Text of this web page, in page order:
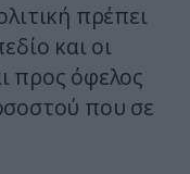
πρέπει
και οι
προς όφελος
που σε